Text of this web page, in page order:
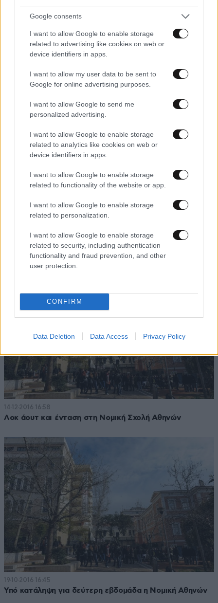
Google consents
I want to allow Google to enable storage
related to advertising like cookies on web or
device identifiers in apps.
I want to allow my user data to be sent to
Google for online advertising purposes.
I want to allow Google to send me
personalized advertising.
I want to allow Google to enable storage
related to analytics like cookies on web or
device identifiers in apps.
I want to allow Google to enable storage
related to functionality of the website or app.
I want to allow Google to enable storage
related to personalization.
I want to allow Google to enable storage
related to security, including authentication
functionality and fraud prevention, and other
user protection.
CONFIRM
Data Deletion Data Access Privacy Policy
15·03·2017 12:25
Συμβολική κατάληψη του «Ρουβίκωνα» στη Νομική για
Αποχώρησαν από τη Νομική οι φοιτητές που «έσπασαν»
το λοκ άουτ
14·12·2016 16:58
Λοκ άουτ και ένταση στη Νομική Σχολή Αθηνών
19·10·2016 16:45
Υπό κατάληψη για δεύτερη εβδομάδα η Νομική Αθηνών